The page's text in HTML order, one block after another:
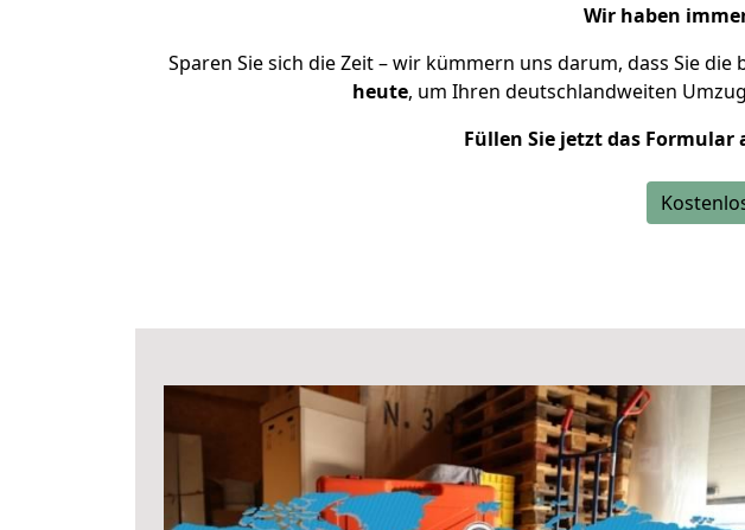
Wir haben
Sparen Sie sich die Zeit – wir kümmern uns darum, dass Sie
heute, um Ihren deutschlandweiten
Füllen Sie jetzt das Formular